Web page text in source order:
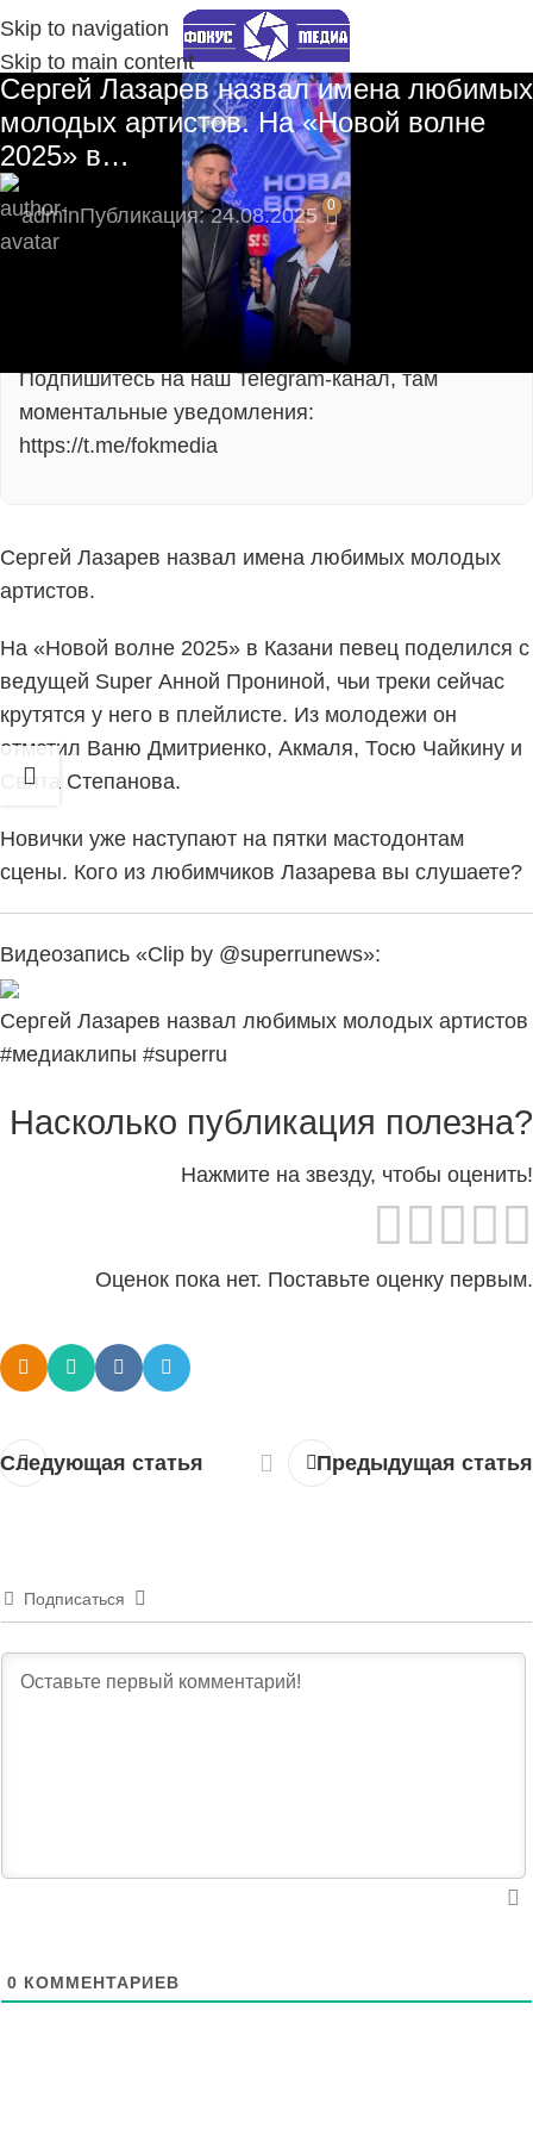
Skip to navigation
Skip to main content
Сергей Лазарев назвал имена любимых
молодых артистов. На «Новой волне
2025» в…
adminПубликация: 24.08.2025 0
🔥 Пока нас мало — вы сможете напрямую
влиять на развитие сообщества!
Подпишитесь на наш Telegram-канал, там
моментальные уведомления:
https://t.me/fokmedia
Сергей Лазарев назвал имена любимых молодых
артистов.
На «Новой волне 2025» в Казани певец поделился с
ведущей Super Анной Прониной, чьи треки сейчас
крутятся у него в плейлисте. Из молодежи он
отметил Ваню Дмитриенко, Акмаля, Тосю Чайкину и
Свята Степанова.
Новички уже наступают на пятки мастодонтам
сцены. Кого из любимчиков Лазарева вы слушаете?
Видеозапись «Clip by @superrunews»:
Сергей Лазарев назвал любимых молодых артистов
#медиаклипы #superru
Насколько публикация полезна?
Нажмите на звезду, чтобы оценить!
Оценок пока нет. Поставьте оценку первым.
Следующая статья Предыдущая статья
Подписаться
0 КОММЕНТАРИЕВ